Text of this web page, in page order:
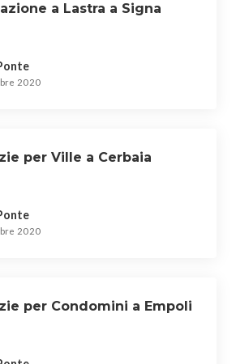
a Lastra a Signa
2020
per Ville a Cerbaia
2020
per Condomini a Empoli